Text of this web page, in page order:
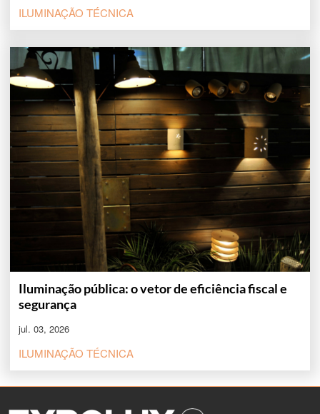
ILUMINAÇÃO TÉCNICA
Iluminação pública: o vetor de eficiência fiscal e
segurança
jul. 03, 2026
ILUMINAÇÃO TÉCNICA